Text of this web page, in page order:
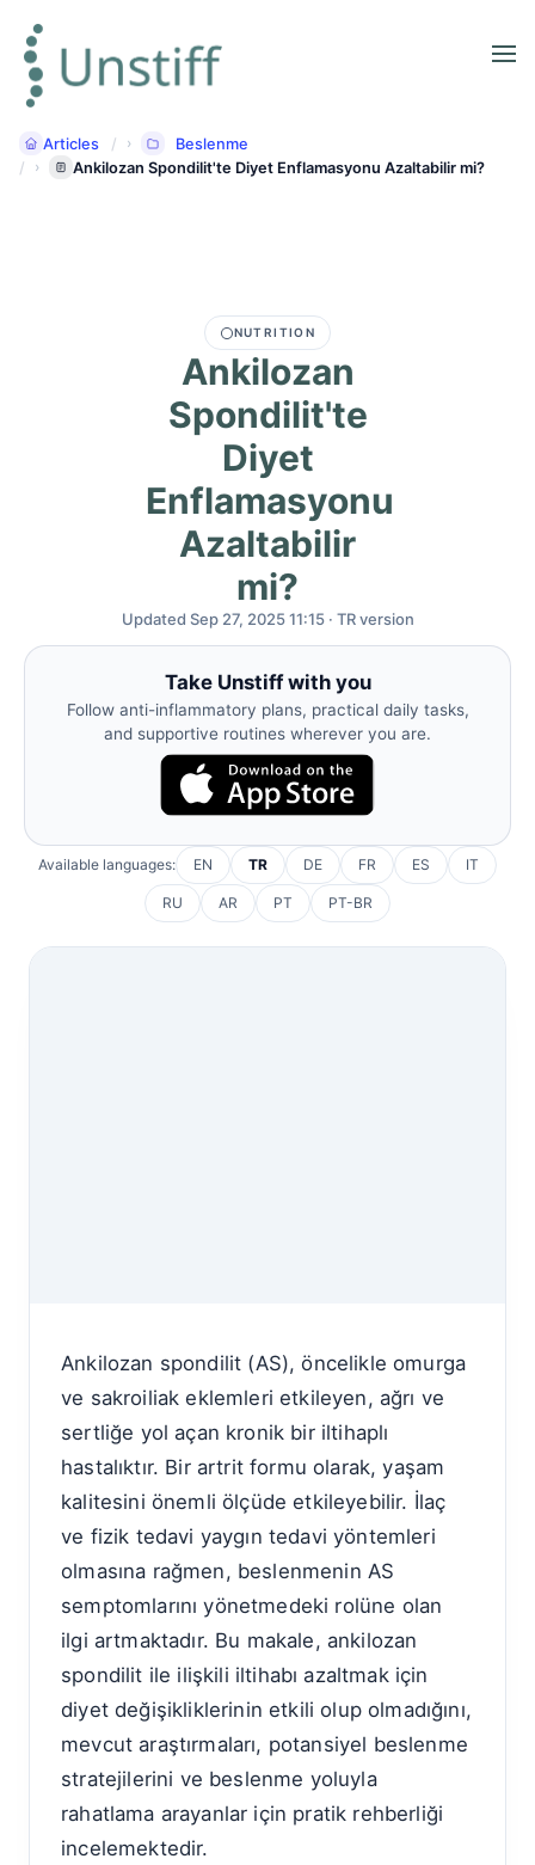
Articles
Beslenme
Ankilozan Spondilit'te Diyet Enflamasyonu Azaltabilir mi?
NUTRITION
Ankilozan
Spondilit'te
Diyet
Enflamasyonu
Azaltabilir
mi?
Updated Sep 27, 2025 11:15 · TR version
Take Unstiff with you
Follow anti-inflammatory plans, practical daily tasks,
and supportive routines wherever you are.
Available languages: EN TR DE FR ES IT
RU AR PT PT-BR
Ankilozan spondilit (AS), öncelikle omurga
ve sakroiliak eklemleri etkileyen, ağrı ve
sertliğe yol açan kronik bir iltihaplı
hastalıktır. Bir artrit formu olarak, yaşam
kalitesini önemli ölçüde etkileyebilir. İlaç
ve fizik tedavi yaygın tedavi yöntemleri
olmasına rağmen, beslenmenin AS
semptomlarını yönetmedeki rolüne olan
ilgi artmaktadır. Bu makale, ankilozan
spondilit ile ilişkili iltihabı azaltmak için
diyet değişikliklerinin etkili olup olmadığını,
mevcut araştırmaları, potansiyel beslenme
stratejilerini ve beslenme yoluyla
rahatlama arayanlar için pratik rehberliği
incelemektedir.